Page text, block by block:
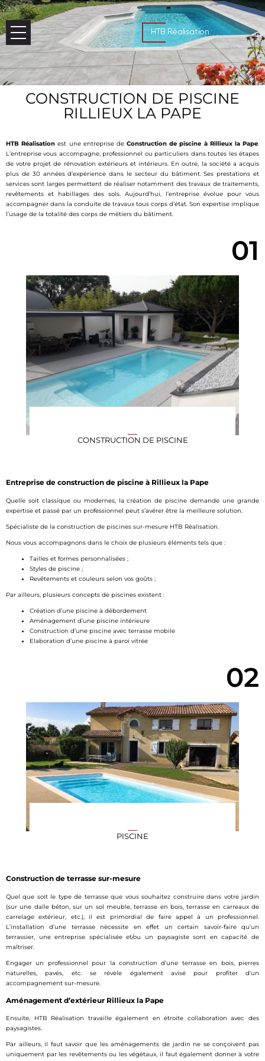
HTB Réalisation
CONSTRUCTION DE PISCINE
RILLIEUX LA PAPE
HTB Réalisation est une entreprise deConstruction de piscine à Rillieux la Pape.
L’entreprise vous accompagne, professionnel ou particuliers dans toutes les étapes
de votre projet de rénovation extérieurs et intérieurs. En outre, la société a acquis
plus de 30 années d’expérience dans le secteur du bâtiment. Ses prestations et
services sont larges permettent de réaliser notamment des travaux de traitements,
revêtements et habillages des sols. Aujourd’hui, l’entreprise évolue pour vous
accompagner dans la conduite de travaux tous corps d’état. Son expertise implique
l’usage de la totalité des corps de métiers du bâtiment.
01
CONSTRUCTION DE PISCINE
Entreprise de construction de piscine à Rillieux la Pape
Quelle soit classique ou modernes, la création de piscine demande une grande
expertise et passé par un professionnel peut s’avérer être la meilleure solution.
Spécialiste de la construction de piscines sur-mesure HTB Réalisation.
Nous vous accompagnons dans le choix de plusieurs éléments tels que :
Tailles et formes personnalisées ;
Styles de piscine ;
Revêtements et couleurs selon vos goûts ;
Par ailleurs, plusieurs concepts de piscines existent :
Création d’une piscine à débordement
Aménagement d’une piscine intérieure
Construction d’une piscine avec terrasse mobile
Elaboration d’une piscine à paroi vitrée
02
PISCINE
Construction de terrasse sur-mesure
Quel que soit le type de terrasse que vous souhaitez construire dans votre jardin
(sur une dalle béton, sur un sol meuble, terrasse en bois, terrasse en carreaux de
carrelage extérieur, etc.), il est primordial de faire appel à un professionnel.
L’installation d’une terrasse nécessite en effet un certain savoir-faire qu’un
terrassier, une entreprise spécialisée et/ou un paysagiste sont en capacité de
maîtriser.
Engager un professionnel pour la construction d’une terrasse en bois, pierres
naturelles, pavés, etc. se révèle également avisé pour profiter d’un
accompagnement sur-mesure.
Aménagement d’extérieur Rillieux la Pape
Ensuite, HTB Réalisation travaille également en étroite collaboration avec des
paysagistes.
Par ailleurs, il faut savoir que les aménagements de jardin ne se conçoivent pas
uniquement par les revêtements ou les végétaux, il faut également donner à votre